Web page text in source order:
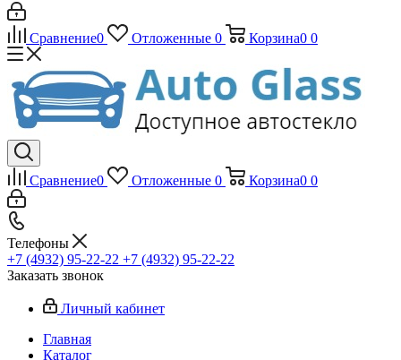
Сравнение0 Отложенные 0 Корзина0 0
Сравнение0 Отложенные 0 Корзина0 0
Телефоны
+7 (4932) 95-22-22 +7 (4932) 95-22-22
Заказать звонок
Личный кабинет
Главная
Каталог